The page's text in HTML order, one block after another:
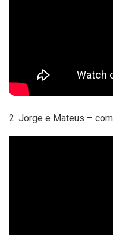
2. Jorge e Mateus –